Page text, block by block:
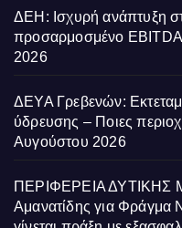
ΔΕΗ: Ισχυρή ανάπτυξη
προσαρμοσμένο EBITDA
2026
ΔΕΥΑ Γρεβενών:
ύδρευσης – Ποιες
Αυγούστου 2026
ΠΕΡΙΦΕΡΕΙΑ ΔΥΤΙΚΗΣ
Αμανατίδης για Φράγμα